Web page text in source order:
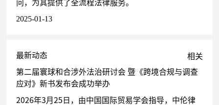
代表某集团（文化传媒）及其创始股东处理其与外资股东及相关高管
之间就公司控制权产生的系列纠纷，案涉标的股权价值约15亿元人
有限公司关于贵州水矿控股集团有限责任公司总医院的控制权纠纷案
代理北京英迈特矿山机械有限公司处理中、英两方股东之间的公司控
制权纠纷
代表日方股东处理北京宏天德美数码科技有限公司（“DMX北京公
问，为其提供了全流程法律服务。
2025-01-13
最新动态 相关
第二届寰球和合涉外法治研讨会 暨《跨境合规与调查
应对》新书发布会成功举办
2026年3月25日，由中国国际贸易学会指导，中伦律